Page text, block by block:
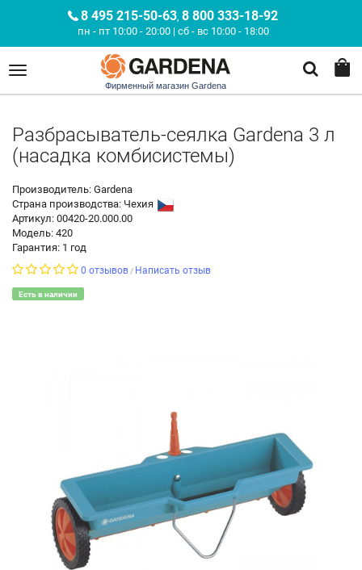
8 495 215-50-63, 8 800 333-18-92
пн - пт 10:00 - 20:00 | сб - вс 10:00 - 18:00
Фирменный магазин Gardena
Разбрасыватель-сеялка Gardena 3 л
(насадка комбисистемы)
Производитель: Gardena
Страна производства: Чехия
Артикул: 00420-20.000.00
Модель: 420
Гарантия: 1 год
0 отзывов / Написать отзыв
Есть в наличии